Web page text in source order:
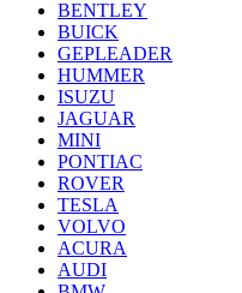
BENTLEY
BUICK
GEPLEADER
HUMMER
ISUZU
JAGUAR
MINI
PONTIAC
ROVER
TESLA
VOLVO
ACURA
AUDI